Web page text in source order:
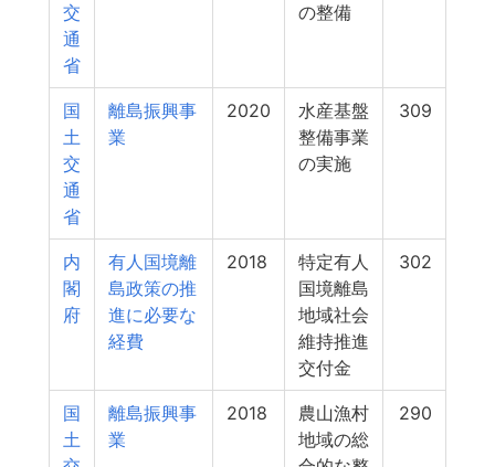
交
通
省
の整備
国
土
交
通
省
離島振興事
業
2020
水産基盤
整備事業
の実施
309
内
閣
府
有人国境離
島政策の推
進に必要な
経費
2018
特定有人
国境離島
地域社会
維持推進
交付金
302
国
土
離島振興事
業
2018
農山漁村
地域の総
290